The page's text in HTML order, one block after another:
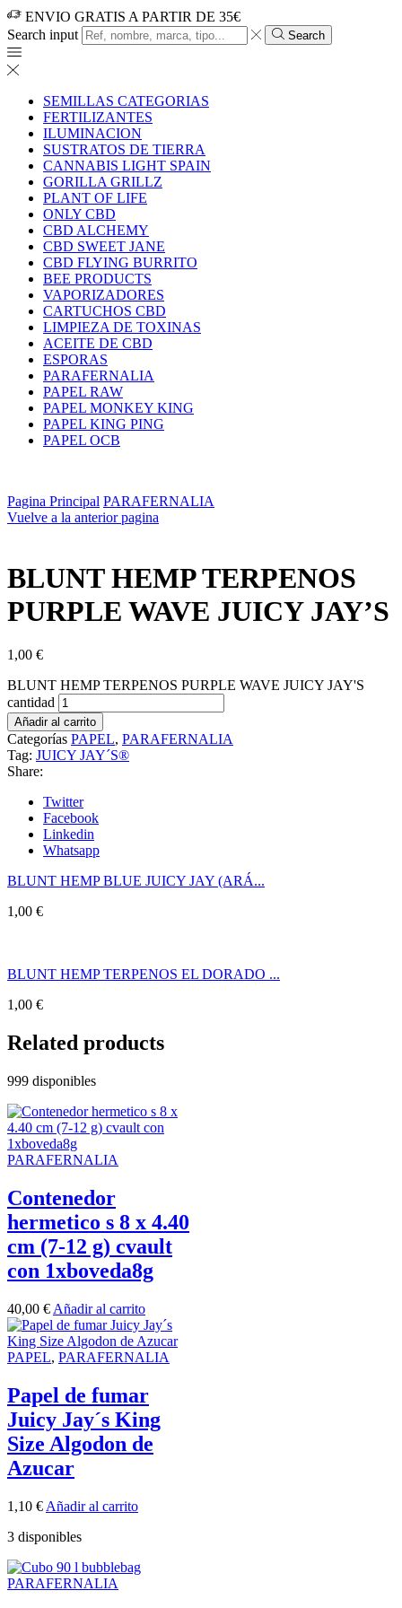
ENVIO GRATIS A PARTIR DE 35€
Search input
Search
SEMILLAS CATEGORIAS
FERTILIZANTES
ILUMINACION
SUSTRATOS DE TIERRA
CANNABIS LIGHT SPAIN
GORILLA GRILLZ
PLANT OF LIFE
ONLY CBD
CBD ALCHEMY
CBD SWEET JANE
CBD FLYING BURRITO
BEE PRODUCTS
VAPORIZADORES
CARTUCHOS CBD
LIMPIEZA DE TOXINAS
ACEITE DE CBD
ESPORAS
PARAFERNALIA
PAPEL RAW
PAPEL MONKEY KING
PAPEL KING PING
PAPEL OCB
Pagina Principal PARAFERNALIA
Vuelve a la anterior pagina
BLUNT HEMP TERPENOS
PURPLE WAVE JUICY JAY’S
1,00 €
BLUNT HEMP TERPENOS PURPLE WAVE JUICY JAY'S
cantidad
Añadir al carrito
Categorías PAPEL, PARAFERNALIA
Tag: JUICY JAY´S®
Share:
Twitter
Facebook
Linkedin
Whatsapp
BLUNT HEMP BLUE JUICY JAY (ARÁ...
1,00 €
BLUNT HEMP TERPENOS EL DORADO ...
1,00 €
Related products
999 disponibles
PARAFERNALIA
Contenedor
hermetico s 8 x 4.40
cm (7-12 g) cvault
con 1xboveda8g
40,00 € Añadir al carrito
PAPEL, PARAFERNALIA
Papel de fumar
Juicy Jay´s King
Size Algodon de
Azucar
1,10 € Añadir al carrito
3 disponibles
PARAFERNALIA